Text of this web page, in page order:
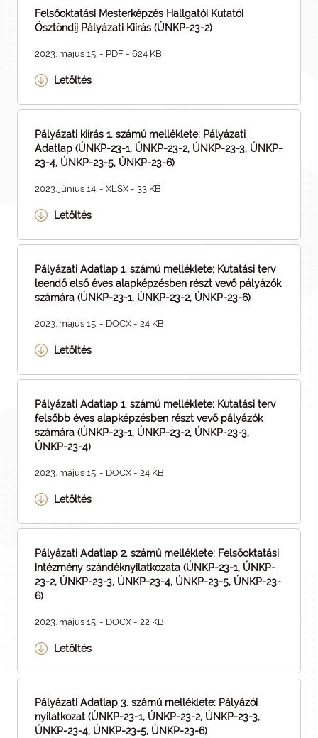
Felsőoktatási Mesterképzés Hallgatói Kutatói
Ösztöndíj Pályázati Kiírás (ÚNKP-23-2)
2023. május 15. - PDF - 624 KB
Letöltés
Pályázati kiírás 1. számú melléklete: Pályázati
Adatlap (ÚNKP-23-1, ÚNKP-23-2, ÚNKP-23-3, ÚNKP-
23-4, ÚNKP-23-5, ÚNKP-23-6)
2023. június 14. - XLSX - 33 KB
Letöltés
Pályázati Adatlap 1. számú melléklete: Kutatási terv
leendő első éves alapképzésben részt vevő pályázók
számára (ÚNKP-23-1, ÚNKP-23-2, ÚNKP-23-6)
2023. május 15. - DOCX - 24 KB
Letöltés
Pályázati Adatlap 1. számú melléklete: Kutatási terv
felsőbb éves alapképzésben részt vevő pályázók
számára (ÚNKP-23-1, ÚNKP-23-2, ÚNKP-23-3,
ÚNKP-23-4)
2023. május 15. - DOCX - 24 KB
Letöltés
Pályázati Adatlap 2. számú melléklete: Felsőoktatási
intézmény szándéknyilatkozata (ÚNKP-23-1, ÚNKP-
23-2, ÚNKP-23-3, ÚNKP-23-4, ÚNKP-23-5, ÚNKP-23-
6)
2023. május 15. - DOCX - 22 KB
Letöltés
Pályázati Adatlap 3. számú melléklete: Pályázói
nyilatkozat (ÚNKP-23-1, ÚNKP-23-2, ÚNKP-23-3,
ÚNKP-23-4, ÚNKP-23-5, ÚNKP-23-6)